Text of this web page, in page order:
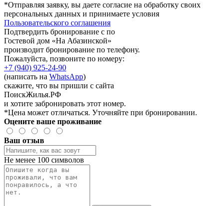
*Отправляя заявку, вы даете согласие на обработку своих
персональных данных и принимаете условия
Пользовательского соглашения
Подтвердить бронирование с по
Гостевой дом «На Абазинской»
производит бронирование по телефону.
Пожалуйста, позвоните по номеру:
+7 (940) 925-24-90
(написать на WhatsApp)
скажите, что вы пришли с сайта
ПоискЖилья.РФ
и хотите забронировать этот номер.
*Цена может отличаться. Уточняйте при бронировании.
Оцените ваше проживание
Ваш отзыв
Не менее 100 символов